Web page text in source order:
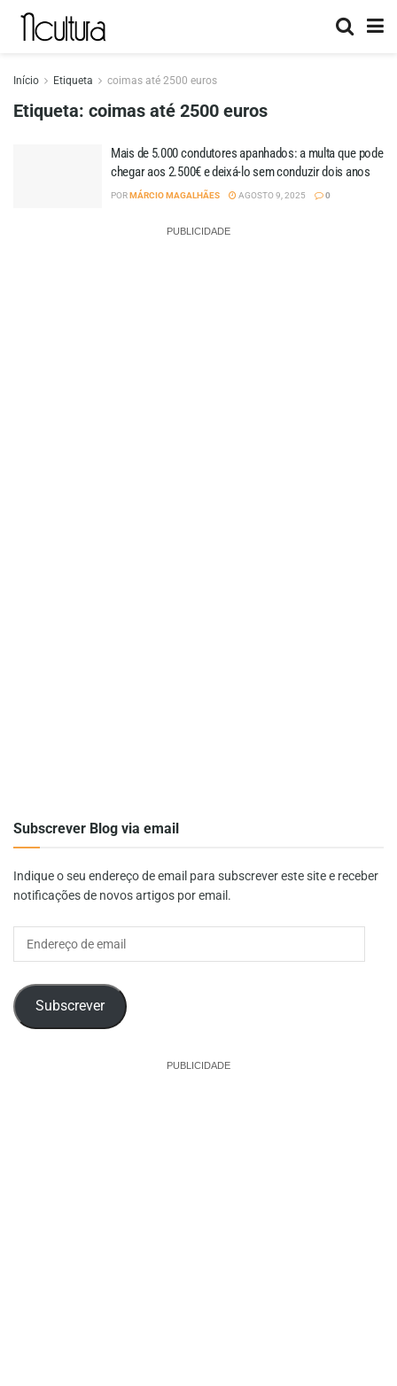
Início Etiqueta coimas até 2500 euros
Etiqueta: coimas até 2500 euros
Mais de 5.000 condutores apanhados: a multa que pode
chegar aos 2.500€ e deixá-lo sem conduzir dois anos
PORMÁRCIO MAGALHÃES AGOSTO 9, 2025 0
PUBLICIDADE
Subscrever Blog via email
Indique o seu endereço de email para subscrever este site e receber
notificações de novos artigos por email.
Subscrever
PUBLICIDADE